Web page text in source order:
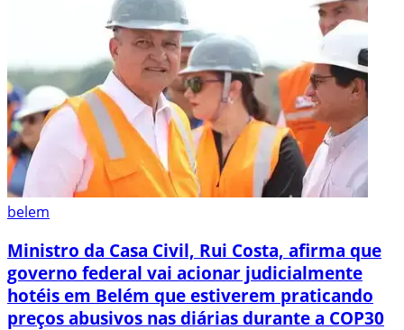
belem
Ministro da Casa Civil, Rui Costa, afirma que
governo federal vai acionar judicialmente
hotéis em Belém que estiverem praticando
preços abusivos nas diárias durante a COP30